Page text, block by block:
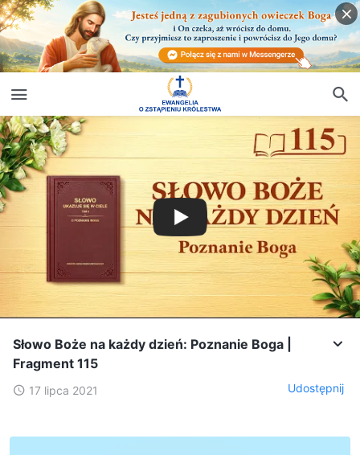
Słowo Boże na każdy dzień: Poznanie Boga |
Fragment 115
17 lipca 2021 Udostępnij